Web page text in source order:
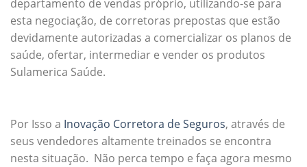
departamento de vendas próprio, utilizando-se para
esta negociação, de corretoras prepostas que estão
devidamente autorizadas a comercializar os planos de
saúde, ofertar, intermediar e vender os produtos
Sulamerica Saúde.
Por Isso a Inovação Corretora de Seguros, através de
seus vendedores altamente treinados se encontra
nesta situação. Não perca tempo e faça agora mesmo